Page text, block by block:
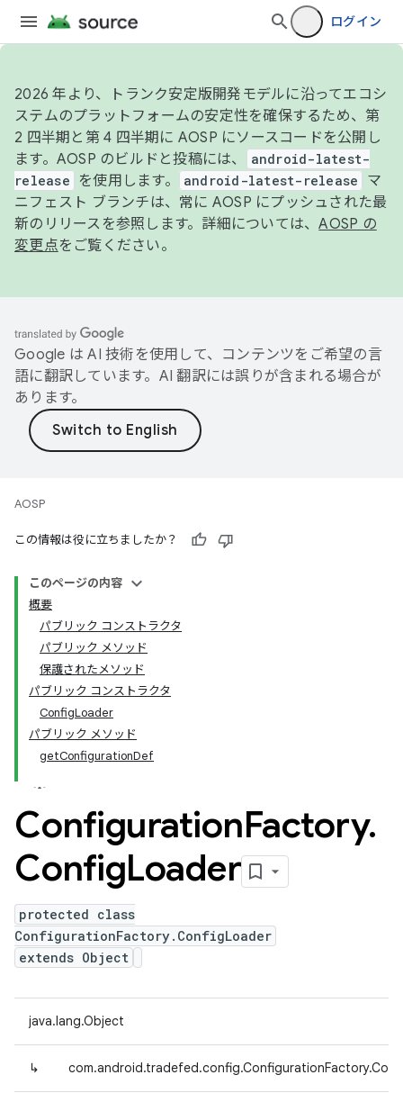
ログイン
2026 年より、トランク安定版開発モデルに沿ってエコシ
ステムのプラットフォームの安定性を確保するため、第
2 四半期と第 4 四半期に AOSP にソースコードを公開し
ます。AOSP のビルドと投稿には、
android-latest-
release
を使用します。 android-latest-release
マ
ニフェスト ブランチは、常に AOSP にプッシュされた最
新のリリースを参照します。詳細については、AOSP の
変更点をご覧ください。
Google は AI 技術を使用して、コンテンツをご希望の言
語に翻訳しています。AI 翻訳には誤りが含まれる場合が
あります。
AOSP
この情報は役に立ちましたか？
このページの内容
概要
パブリック コンストラクタ
パブリック メソッド
保護されたメソッド
パブリック コンストラクタ
ConfigLoader
パブリック メソッド
getConfigurationDef
ConfigurationFactory.
ConfigLoader
protected class
ConfigurationFactory.ConfigLoader
extends Object
java.lang.Object
↳